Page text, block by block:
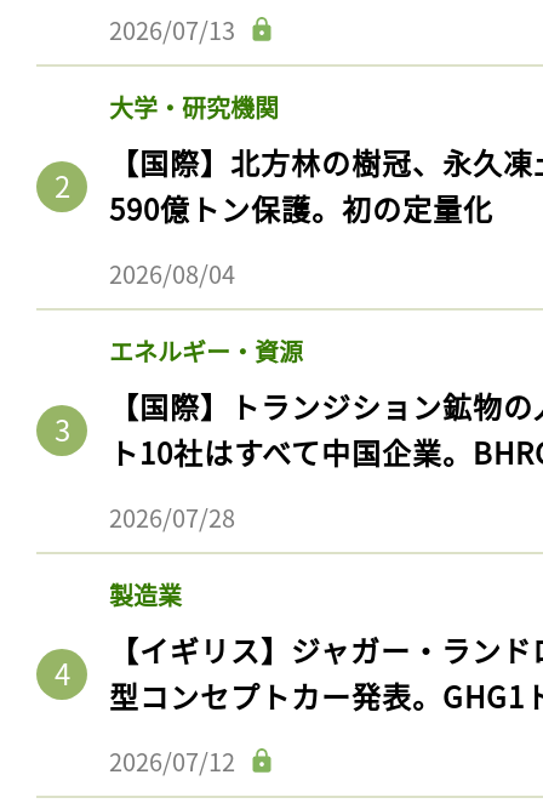
2026/07/13
大学・研究機関
【国際】北方林の樹冠、永久
590億トン保護。初の定量化
2026/08/04
エネルギー・資源
【国際】トランジション鉱物
ト10社はすべて中国企業。
2026/07/28
製造業
【イギリス】ジャガー・ラン
型コンセプトカー発表。GHG1
2026/07/12